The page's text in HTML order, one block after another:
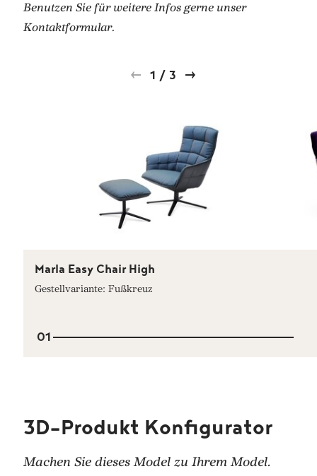
Benutzen Sie für weitere Infos gerne unser
Kontaktformular.
1 / 3
Marla Easy Chair High
Gestellvariante: Fußkreuz
01
3D-Produkt Konfigurator
Machen Sie dieses Model zu Ihrem Model.